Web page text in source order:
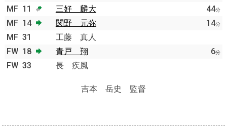
MF 11 三好 麟大 44分
MF 14 関野 元弥 14分
MF 31
工藤 真人
FW 18 青戸 翔 6分
FW 33 長 疾風
吉本 岳史 監督